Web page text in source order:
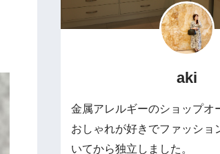
aki
金属アレルギーのショップオ
おしゃれが好きでファッショ
いてから独立しました。